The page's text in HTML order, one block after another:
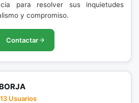
para resolver sus inquietudes
y compromiso.
Contactar
13 Usuarios